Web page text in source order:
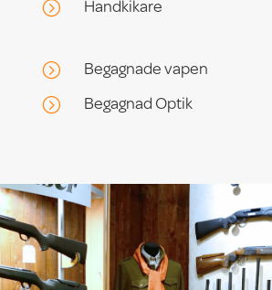
= Handkikare
= Begagnade vapen
= Begagnad Optik